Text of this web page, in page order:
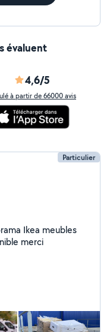
évaluent
4,6/5
à partir de 66000 avis
Particulier
Ikea meubles
merci